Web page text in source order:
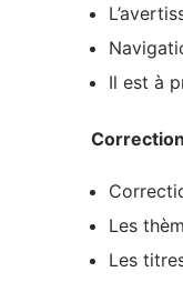
Il est à
Les
Les